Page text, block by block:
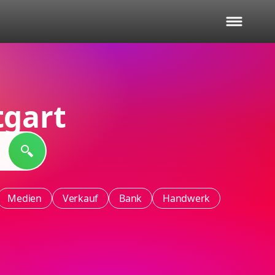
Medien Verkauf Bank
Handwerk